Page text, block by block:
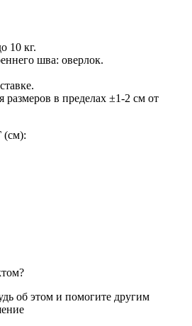
10 кг.
шва: оверлок.
размеров в пределах ±1-2 см от
(см):
об этом и помогите другим